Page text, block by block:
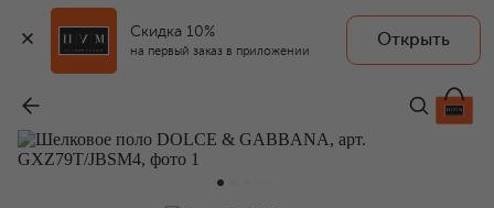
Скидка 10%
на первый заказ в приложении
Открыть